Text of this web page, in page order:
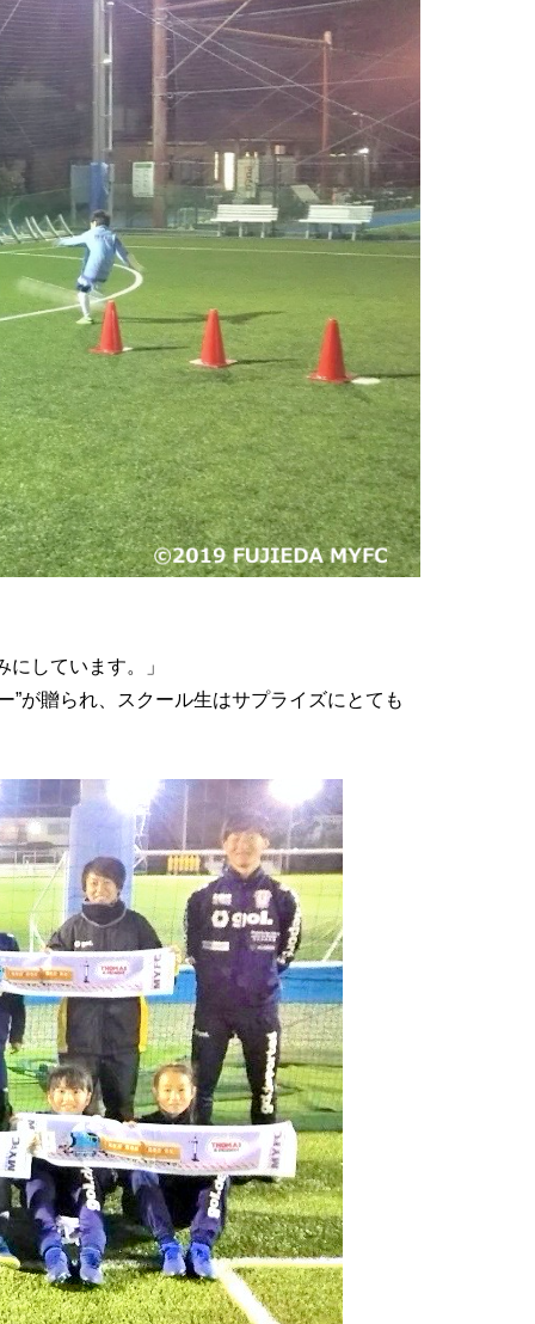
しています。」
が贈られ、スクール生はサプライズにとても